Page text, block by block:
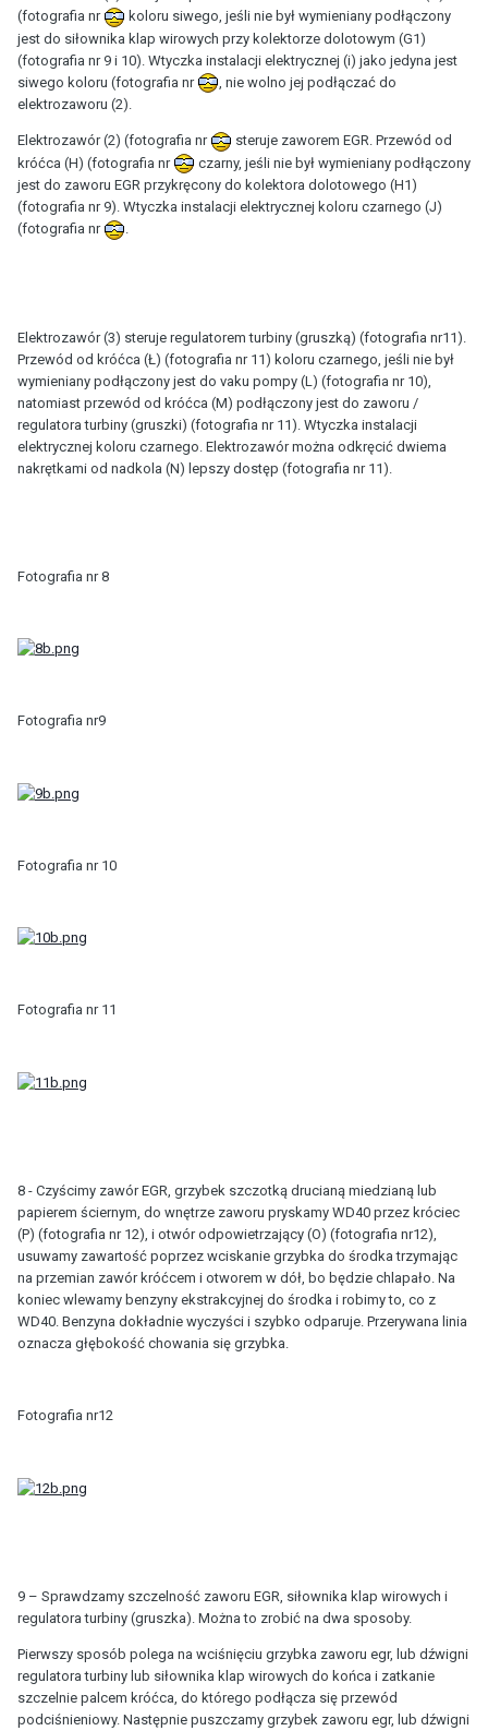
(fotografia nr
koloru siwego, jeśli nie był wymieniany podłączony
jest do siłownika klap wirowych przy kolektorze dolotowym (G1)
(fotografia nr 9 i 10). Wtyczka instalacji elektrycznej (i) jako jedyna jest
siwego koloru (fotografia nr
, nie wolno jej podłączać do
elektrozaworu (2).
Elektrozawór (2) (fotografia nr
steruje zaworem EGR. Przewód od
króćca (H) (fotografia nr
czarny, jeśli nie był wymieniany podłączony
jest do zaworu EGR przykręcony do kolektora dolotowego (H1)
(fotografia nr 9). Wtyczka instalacji elektrycznej koloru czarnego (J)
(fotografia nr
.
Elektrozawór (3) steruje regulatorem turbiny (gruszką) (fotografia nr11).
Przewód od króćca (Ł) (fotografia nr 11) koloru czarnego, jeśli nie był
wymieniany podłączony jest do vaku pompy (L) (fotografia nr 10),
natomiast przewód od króćca (M) podłączony jest do zaworu /
regulatora turbiny (gruszki) (fotografia nr 11). Wtyczka instalacji
elektrycznej koloru czarnego. Elektrozawór można odkręcić dwiema
nakrętkami od nadkola (N) lepszy dostęp (fotografia nr 11).
Fotografia nr 8
Fotografia nr9
Fotografia nr 10
Fotografia nr 11
8 - Czyścimy zawór EGR, grzybek szczotką drucianą miedzianą lub
papierem ściernym, do wnętrze zaworu pryskamy WD40 przez króciec
(P) (fotografia nr 12), i otwór odpowietrzający (O) (fotografia nr12),
usuwamy zawartość poprzez wciskanie grzybka do środka trzymając
na przemian zawór króćcem i otworem w dół, bo będzie chlapało. Na
koniec wlewamy benzyny ekstrakcyjnej do środka i robimy to, co z
WD40. Benzyna dokładnie wyczyści i szybko odparuje. Przerywana linia
oznacza głębokość chowania się grzybka.
Fotografia nr12
9 – Sprawdzamy szczelność zaworu EGR, siłownika klap wirowych i
regulatora turbiny (gruszka). Można to zrobić na dwa sposoby.
Pierwszy sposób polega na wciśnięciu grzybka zaworu egr, lub dźwigni
regulatora turbiny lub siłownika klap wirowych do końca i zatkanie
szczelnie palcem króćca, do którego podłącza się przewód
podciśnieniowy. Następnie puszczamy grzybek zaworu egr, lub dźwigni